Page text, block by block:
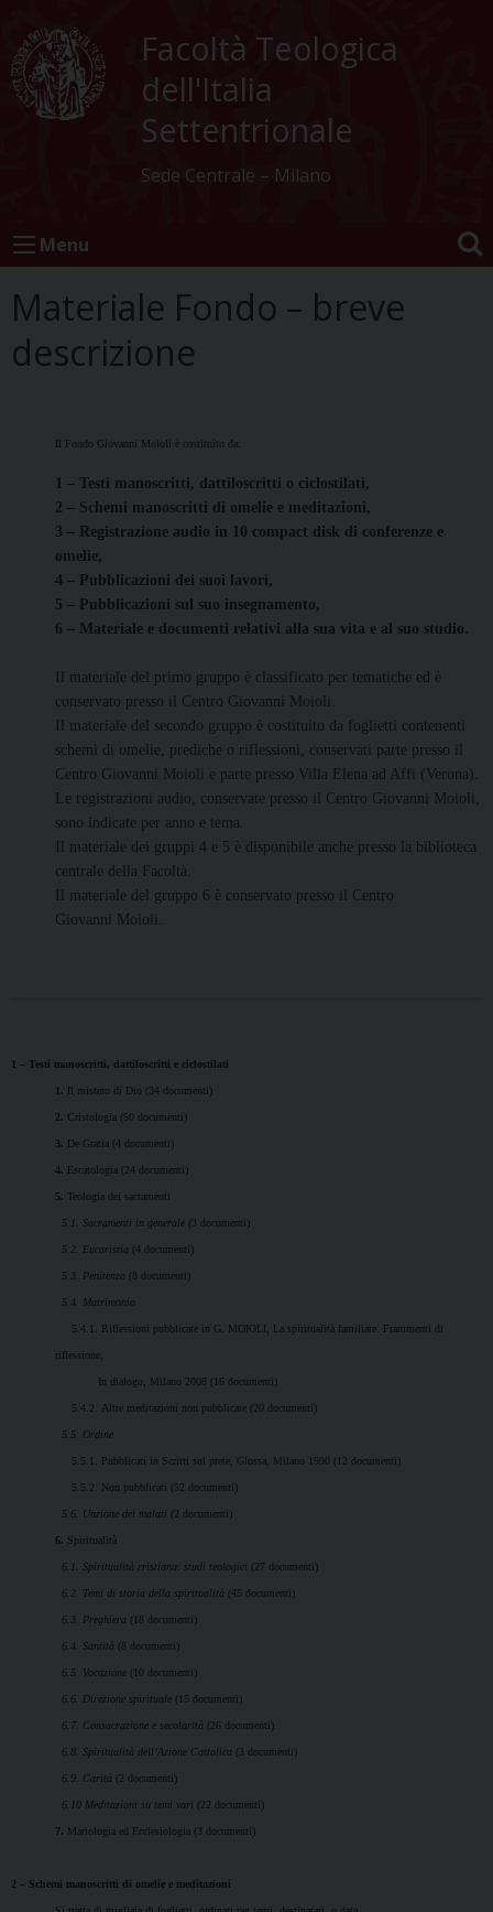
content
Facoltà Teologica
dell'Italia
Settentrionale
Sede Centrale – Milano
Menu
Materiale Fondo – breve
descrizione
Il Fondo Giovanni Moioli è costituito da:
1 – Testi manoscritti, dattiloscritti o ciclostilati,
2 – Schemi manoscritti di omelie e meditazioni,
3 – Registrazione audio in 10 compact disk di conferenze e
omelie,
4 – Pubblicazioni dei suoi lavori,
5 – Pubblicazioni sul suo insegnamento,
6 – Materiale e documenti relativi alla sua vita e al suo studio.
Il materiale del primo gruppo è classificato per tematiche ed è
conservato presso il Centro Giovanni Moioli.
Il materiale del secondo gruppo è costituito da foglietti contenenti
schemi di omelie, prediche o riflessioni, conservati parte presso il
Centro Giovanni Moioli e parte presso Villa Elena ad Affi (Verona).
Le registrazioni audio, conservate presso il Centro Giovanni Moioli,
sono indicate per anno e tema.
Il materiale dei gruppi 4 e 5 è disponibile anche presso la biblioteca
centrale della Facoltà.
Il materiale del gruppo 6 è conservato presso il Centro
Giovanni Moioli.
1 – Testi manoscritti, dattiloscritti e ciclostilati
1. Il mistero di Dio (34 documenti)
2. Cristologia (50 documenti)
3. De Gratia (4 documenti)
4. Escatologia (24 documenti)
5. Teologia dei sacramenti
5.1. Sacramenti in generale (3 documenti)
5.2. Eucaristia (4 documenti)
5.3. Penitenza (8 documenti)
5.4. Matrimonio
5.4.1. Riflessioni pubblicate in G. MOIOLI, La spiritualità familiare. Frammenti di
riflessione,
In dialogo, Milano 2008 (16 documenti)
5.4.2. Altre meditazioni non pubblicate (20 documenti)
5.5. Ordine
5.5.1. Pubblicati in Scritti sul prete, Glossa, Milano 1990 (12 documenti)
5.5.2. Non pubblicati (52 documenti)
5.6. Unzione dei malati (2 documenti)
6. Spiritualità
6.1. Spiritualità cristiana: studi teologici (27 documenti)
6.2. Temi di storia della spiritualità (45 documenti)
6.3. Preghiera (18 documenti)
6.4. Santità (8 documenti)
6.5. Vocazione (10 documenti)
6.6. Direzione spirituale (15 documenti)
6.7. Consacrazione e secolarità (26 documenti)
6.8. Spiritualità dell’Azione Cattolica (3 documenti)
6.9. Carità (2 documenti)
6.10 Meditazioni su temi vari (22 documenti)
7. Mariologia ed Ecclesiologia (3 documenti)
2 – Schemi manoscritti di omelie e meditazioni